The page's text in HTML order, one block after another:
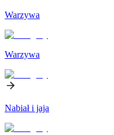
Warzywa
Warzywa
Nabiał i jaja